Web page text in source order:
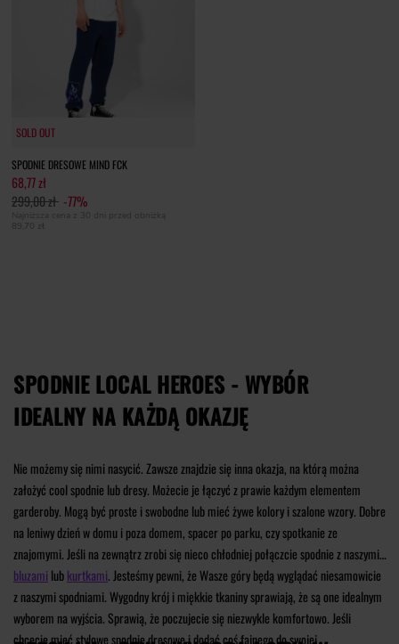
SOLD OUT
SOLD OUT
SPODNIE DRESOWE MIND FCK
68,77 zł
299,00 zł -77%
Najniższa cena z 30 dni przed obniżką
89,70 zł
SPODNIE LOCAL HEROES - WYBÓR
IDEALNY NA KAŻDĄ OKAZJĘ
Nie możemy się nimi nasycić. Zawsze znajdzie się inna okazja, na którą można
założyć cool spodnie lub dresy. Możecie je łączyć z prawie każdym elementem
garderoby. Mogą być proste i swobodne lub mieć żywe kolory i szalone wzory. Dobre
na leniwy dzień w domu i poza domem, spacer po parku, czy spotkanie ze
znajomymi. Jeśli na zewnątrz zrobi się nieco chłodniej połączcie spodnie z naszymi
bluzami lubkurtkami. Jesteśmy pewni, że Wasze góry będą wyglądać niesamowicie
z naszymi spodniami. Wygodny krój i miękkie tkaniny sprawiają, że są one idealnym
wyborem na wyjścia. Sprawią, że poczujecie się niezwykle komfortowo. Jeśli
chcecie mieć stylowe spodnie dresowe i dodać coś fajnego do swojej